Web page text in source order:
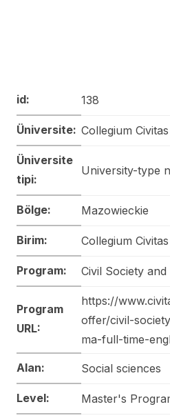
id: 138
Üniversite: Collegium Civitas
Üniversite
tipi:
University-type
Bölge: Mazowieckie
Birim: Collegium Civitas
Program: Civil Society
Program
URL:
https://
offer/civil-
ma-full-time-
Alan: Social sciences
Level: Master's